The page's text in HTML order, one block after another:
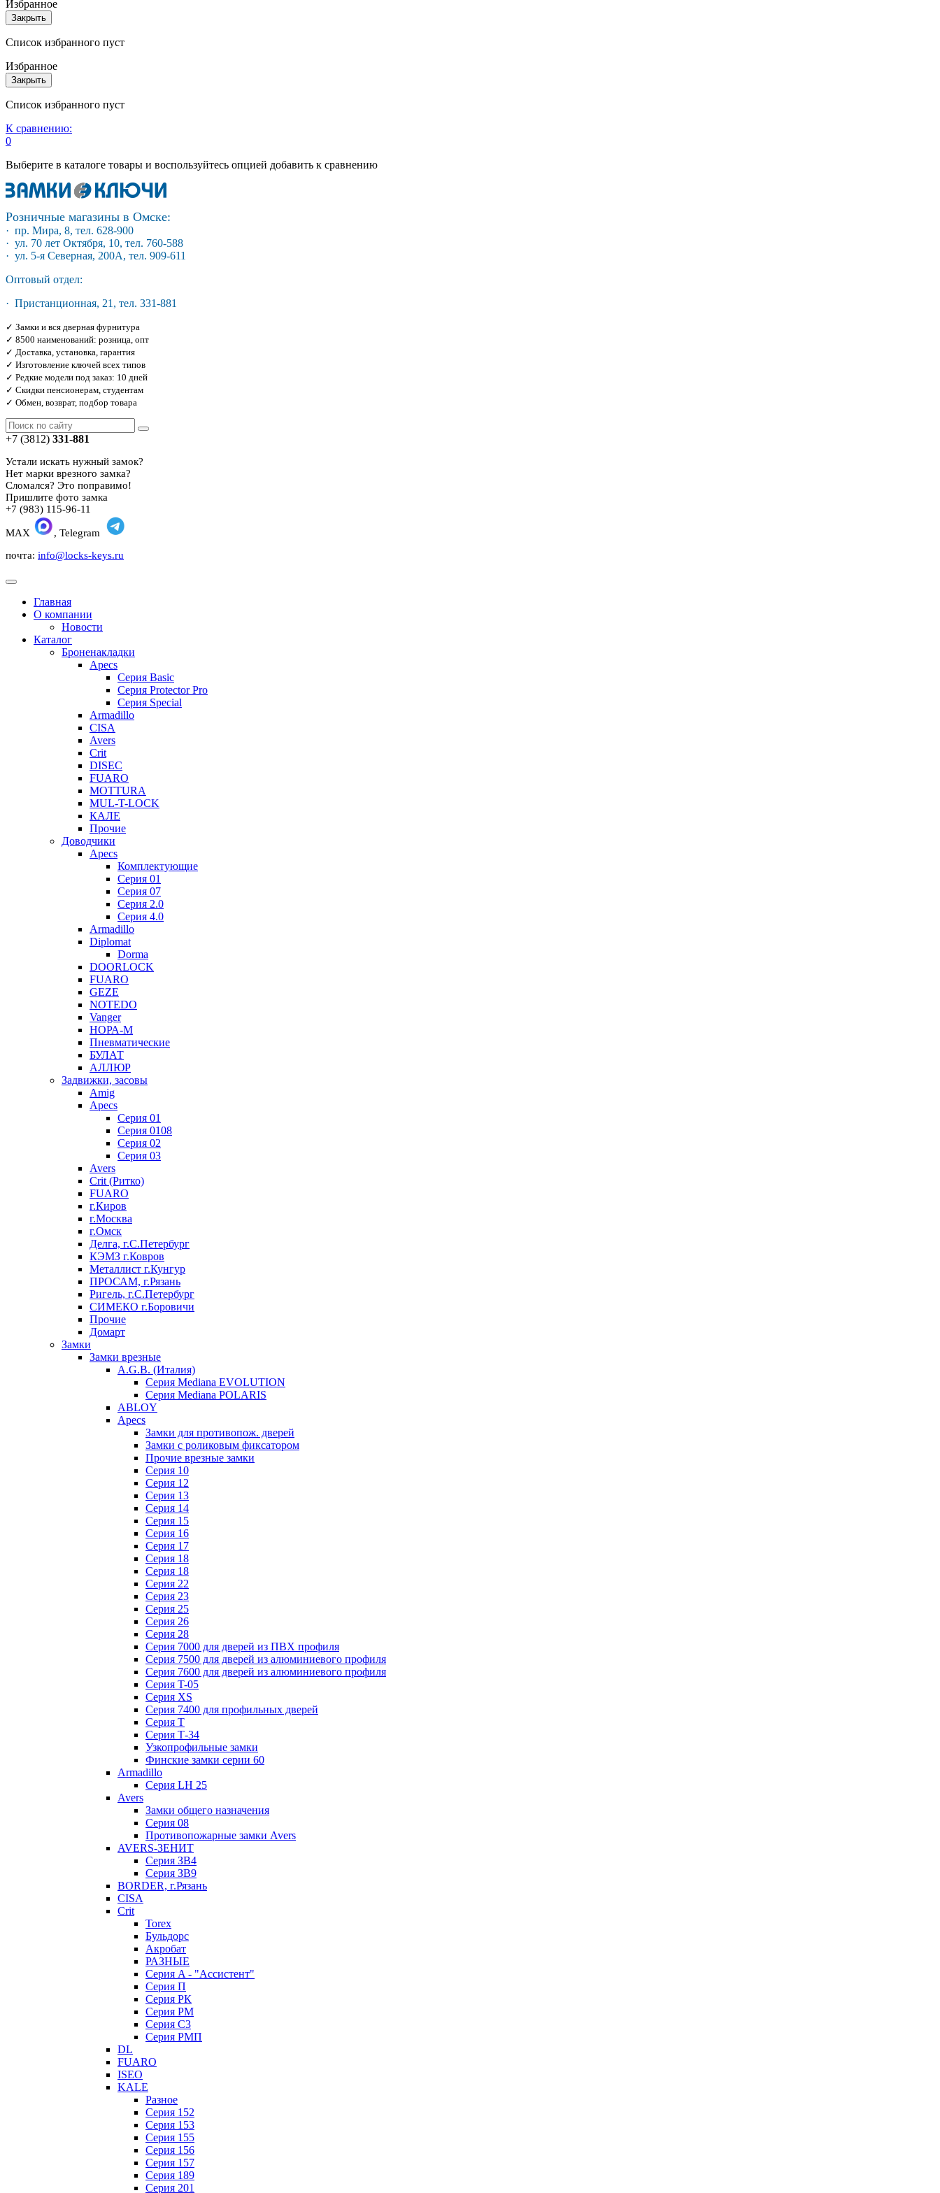
Избранное
Закрыть
Список избранного пуст
Избранное
Закрыть
Список избранного пуст
К сравнению:
0
Выберите в каталоге товары и воспользуйтесь опцией добавить к сравнению
Розничные магазины в Омске:
· пр. Мира, 8, тел. 628-900
· ул. 70 лет Октября, 10, тел. 760-588
· ул. 5-я Северная, 200А, тел. 909-611
Оптовый отдел:
· Пристанционная, 21, тел. 331-881
✓ Замки и вся дверная фурнитура
✓ 8500 наименований: розница, опт
✓ Доставка, установка, гарантия
✓ Изготовление ключей всех типов
✓ Редкие модели под заказ: 10 дней
✓ Скидки пенсионерам, студентам
✓ Обмен, возврат, подбор товара
+7 (3812) 331-881
Устали искать нужный замок?
Нет марки врезного замка?
Сломался? Это поправимо!
Пришлите фото замка
+7 (983) 115-96-11
MAX
, Telegram
почта: info@locks-keys.ru
Главная
О компании
Новости
Каталог
Броненакладки
Apecs
Серия Basic
Серия Protector Pro
Серия Special
Armadillo
CISA
Avers
Crit
DISEC
FUARO
MOTTURA
MUL-T-LOCK
КАЛЕ
Прочие
Доводчики
Apecs
Комплектующие
Серия 01
Серия 07
Серия 2.0
Серия 4.0
Armadillo
Diplomat
Dorma
DOORLOCK
FUARO
GEZE
NOTEDO
Vanger
НОРА-М
Пневматические
БУЛАТ
АЛЛЮР
Задвижки, засовы
Amig
Apecs
Серия 01
Серия 0108
Серия 02
Серия 03
Avers
Crit (Ритко)
FUARO
г.Киров
г.Москва
г.Омск
Делга, г.С.Петербург
КЭМЗ г.Ковров
Металлист г.Кунгур
ПРОСАМ, г.Рязань
Ригель, г.С.Петербург
СИМЕКО г.Боровичи
Прочие
Домарт
Замки
Замки врезные
A.G.B. (Италия)
Серия Mediana EVOLUTION
Серия Mediana POLARIS
ABLOY
Apecs
Замки для противопож. дверей
Замки с роликовым фиксатором
Прочие врезные замки
Серия 10
Серия 12
Серия 13
Серия 14
Серия 15
Серия 16
Серия 17
Серия 18
Серия 18
Серия 22
Серия 23
Серия 25
Серия 26
Серия 28
Серия 7000 для дверей из ПВХ профиля
Серия 7500 для дверей из алюминиевого профиля
Серия 7600 для дверей из алюминиевого профиля
Серия T-05
Серия XS
Серия 7400 для профильных дверей
Серия Т
Серия Т-34
Узкопрофильные замки
Финские замки серии 60
Armadillo
Серия LH 25
Avers
Замки общего назначения
Серия 08
Противопожарные замки Avers
AVERS-ЗЕНИТ
Серия ЗВ4
Серия ЗВ9
BORDER, г.Рязань
CISA
Crit
Torex
Бульдорс
Акробат
РАЗНЫЕ
Серия A - "Ассистент"
Серия П
Серия РК
Серия РМ
Серия С3
Серия РМП
DL
FUARO
ISEO
KALE
Разное
Серия 152
Серия 153
Серия 155
Серия 156
Серия 157
Серия 189
Серия 201